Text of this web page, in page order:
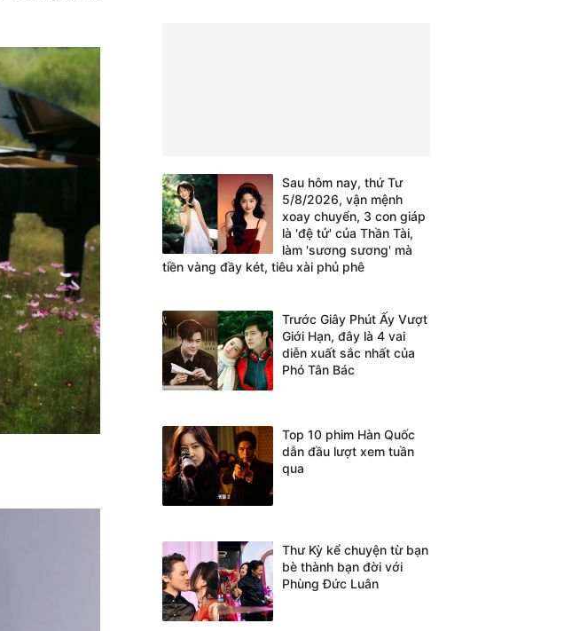
Sau hôm nay, thứ Tư
5/8/2026, vận mệnh
xoay chuyển, 3 con giáp
là 'đệ tử' của Thần Tài,
làm 'sương sương' mà
tiền vàng đầy két, tiêu xài phủ phê
Trước Giây Phút Ấy Vượt
Giới Hạn, đây là 4 vai
diễn xuất sắc nhất của
Phó Tân Bác
Top 10 phim Hàn Quốc
dẫn đầu lượt xem tuần
qua
Thư Kỳ kể chuyện từ bạn
bè thành bạn đời với
Phùng Đức Luân